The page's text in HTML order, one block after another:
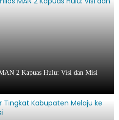
2 Kapuas Hulu: Visi dan Misi